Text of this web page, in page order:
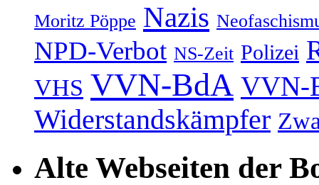
Moritz Pöppe Nazis
NPD-Verbot NS-Zeit Polizei
VHS VVN-BdA VVN-
Widerstandskämpfer
Alte Webseiten der